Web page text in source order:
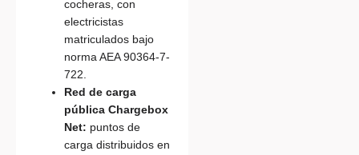
cocheras, con
electricistas
matriculados bajo
norma AEA 90364-7-
722.
Red de carga
pública Chargebox
Net: puntos de
carga distribuidos en